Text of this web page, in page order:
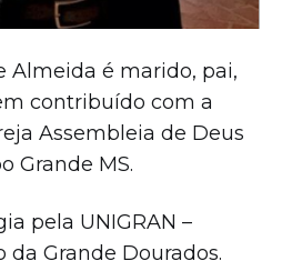
Almeida é marido, pai,
contribuído com a
Assembleia de Deus
Grande MS.
pela UNIGRAN –
Grande Dourados.